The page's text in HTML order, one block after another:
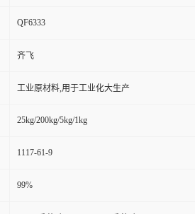
QF6333
齐飞
工业原材料,用于工业化大生产
25kg/200kg/5kg/1kg
1117-61-9
99%